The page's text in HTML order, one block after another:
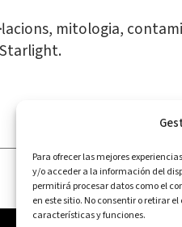
Para ofrecer las mejores
y/o acceder a la información del
permitirá procesar datos como el
en este sitio. No consentir o retirar
características y funciones.
mitologia,